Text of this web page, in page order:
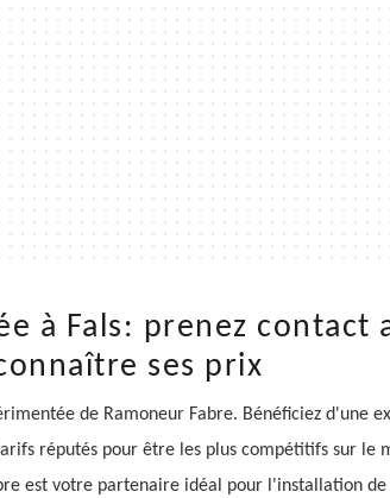
à Fals: prenez contact
ses prix
de Ramoneur Fabre. Bénéficiez d'une
réputés pour être les plus compétitifs sur le
est votre partenaire idéal pour l'installation